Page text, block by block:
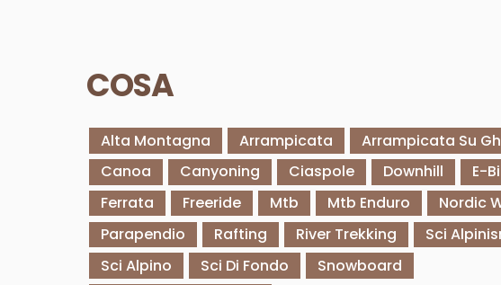
COSA
Alta Montagna Arrampicata
Arrampicata Su
Canoa
Canyoning Ciaspole Downhill
E-
Ferrata
Freeride Mtb Mtb Enduro
Nordic
Parapendio
Rafting River Trekking
Sci
Sci Alpino
Sci Di Fondo
Snowboard